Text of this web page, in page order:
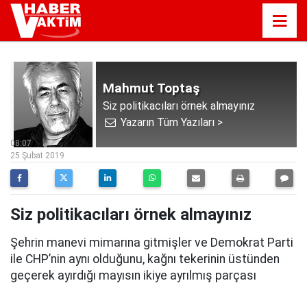
Mahmut Toptaş
Siz politikacıları örnek almayınız
Yazarın Tüm Yazıları >
08:07
25 Şubat 2019
Siz politikacıları örnek almayınız
Şehrin manevi mimarına gitmişler ve Demokrat Parti
ile CHP’nin aynı olduğunu, kağnı tekerinin üstünden
geçerek ayırdığı mayısın ikiye ayrılmış parçası